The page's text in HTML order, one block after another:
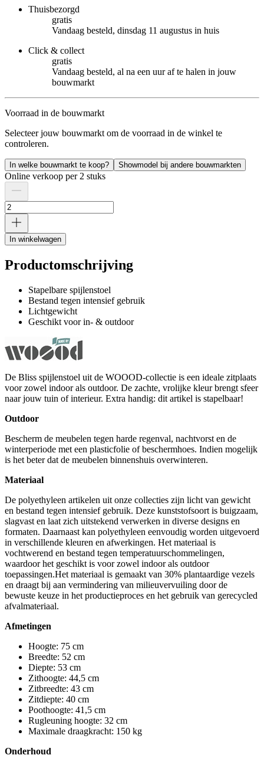
Thuisbezorgd
gratis
Vandaag besteld, dinsdag 11 augustus in huis
Click & collect
gratis
Vandaag besteld, al na een uur af te halen in jouw
bouwmarkt
Voorraad in de bouwmarkt
Selecteer jouw bouwmarkt om de voorraad in de winkel te
controleren.
In welke bouwmarkt te koop? Showmodel bij andere bouwmarkten
Online verkoop per 2 stuks
In winkelwagen
Productomschrijving
Stapelbare spijlenstoel
Bestand tegen intensief gebruik
Lichtgewicht
Geschikt voor in- & outdoor
De Bliss spijlenstoel uit de WOOOD-collectie is een ideale zitplaats
voor zowel indoor als outdoor. De zachte, vrolijke kleur brengt sfeer
naar jouw tuin of interieur. Extra handig: dit artikel is stapelbaar!
Outdoor
Bescherm de meubelen tegen harde regenval, nachtvorst en de
winterperiode met een plasticfolie of beschermhoes. Indien mogelijk
is het beter dat de meubelen binnenshuis overwinteren.
Materiaal
De polyethyleen artikelen uit onze collecties zijn licht van gewicht
en bestand tegen intensief gebruik. Deze kunststofsoort is buigzaam,
slagvast en laat zich uitstekend verwerken in diverse designs en
formaten. Daarnaast kan polyethyleen eenvoudig worden uitgevoerd
in verschillende kleuren en afwerkingen. Het materiaal is
vochtwerend en bestand tegen temperatuurschommelingen,
waardoor het geschikt is voor zowel indoor als outdoor
toepassingen.Het materiaal is gemaakt van 30% plantaardige vezels
en draagt bij aan vermindering van milieuvervuiling door de
bewuste keuze in het productieproces en het gebruik van gerecycled
afvalmateriaal.
Afmetingen
Hoogte: 75 cm
Breedte: 52 cm
Diepte: 53 cm
Zithoogte: 44,5 cm
Zitbreedte: 43 cm
Zitdiepte: 40 cm
Poothoogte: 41,5 cm
Rugleuning hoogte: 32 cm
Maximale draagkracht: 150 kg
Onderhoud